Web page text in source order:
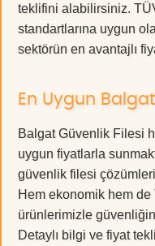
teklifini alabilirsiniz.
standartlarına uygun
sektörün en avantajlı
En Uygun
Balgat Güvenlik Filesi
uygun fiyatlarla
güvenlik filesi
Hem ekonomik hem
ürünlerimizle
Detaylı bilgi ve fiyat